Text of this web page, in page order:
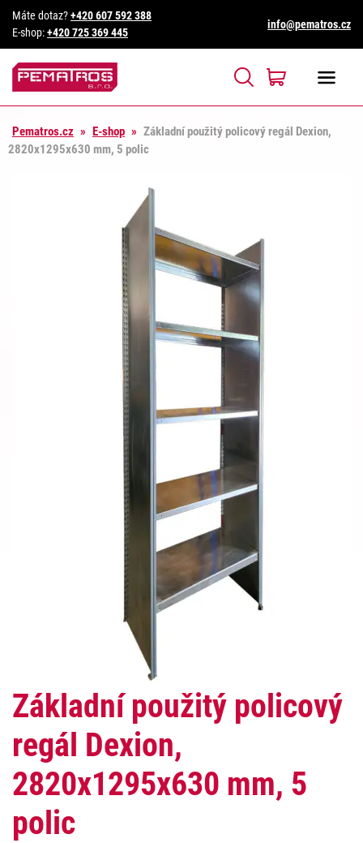
Máte dotaz?+420 607 592 388
E-shop:+420 725 369 445
info@pematros.cz
Pematros.cz » E-shop » Základní použitý policový regál Dexion,
2820x1295x630 mm, 5 polic
Základní použitý policový
regál Dexion,
2820x1295x630 mm, 5
polic